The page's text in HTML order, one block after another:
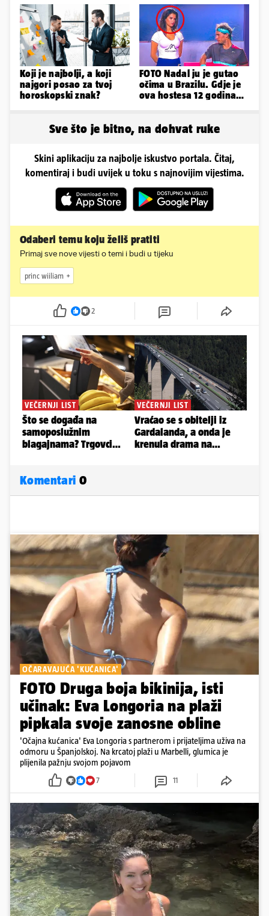
Bookinga
Koji je najbolji, a koji
najgori posao za tvoj
horoskopski znak?
FOTO Nadal ju je gutao
očima u Brazilu. Gdje je
ova hostesa 12 godina
Sve što je bitno, na dohvat ruke
Skini aplikaciju za najbolje iskustvo portala. Čitaj,
komentiraj i budi uvijek u toku s najnovijim vijestima.
Odaberi temu koju želiš pratiti
Primaj sve nove vijesti o temi i budi u tijeku
princ wiiliam
2
Komentari 0
OČARAVAJUĆA 'KUĆANICA'
FOTO Druga boja bikinija, isti
učinak: Eva Longoria na plaži
pipkala svoje zanosne obline
'Očajna kućanica' Eva Longoria s partnerom i prijateljima uživa na
odmoru u Španjolskoj. Na krcatoj plaži u Marbelli, glumica je
plijenila pažnju svojom pojavom
7 11